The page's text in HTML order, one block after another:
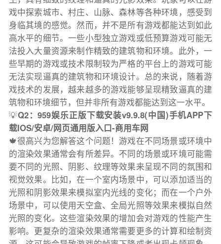
戏中探索城市、村庄、山脉、森林等各种环境，感受到
身临其境的感觉。然而，并不是所有游戏都能达到如此
高水平的细节。一些小型独立游戏或低预算游戏可能无
法投入大量资源来制作精致的建筑物和环境。此外，一
些早期的游戏或技术限制较为严格的平台上的游戏可能
无法实现逼真的建筑物和环境设计。总的来说，随着游
戏技术的发展，越来越多的游戏能够呈现精致逼真的建
筑物和环境细节，但并非所有游戏都能达到这一水平。
💡Q2：959娱乐正版下载安装v9.9.8(中国)手机APP下
载IOS/安卓/网页通用版入口-商用车网
🍁很高兴为您解答这个问题！游戏在不同场景或环境中
的渲染效果通常会有所差异。不同的场景或环境可能需
要不同的光照、阴影、纹理等效果来呈现不同的氛围和
视觉效果。比如，在一个室内场景中，可以添加适当的
光照和阴影效果来模拟室内光线的变化；而在一个户外
场景中，可以使用天空盒、全局光照等效果来模拟自然
光照的变化。这些渲染效果的增加会对游戏的性能产生
影响。更复杂的渲染效果通常需要更多的计算和绘制资